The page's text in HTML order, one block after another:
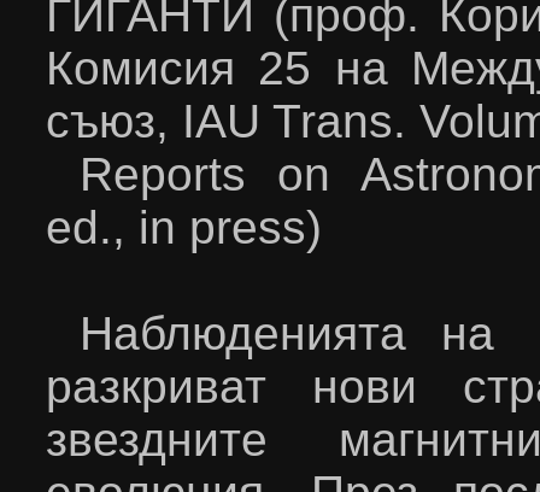
ГИГАНТИ (проф.
Комисия 25 на
съюз, IAU Trans.
Reports on
ed., in press)
Наблюденията
разкриват нови
звездните